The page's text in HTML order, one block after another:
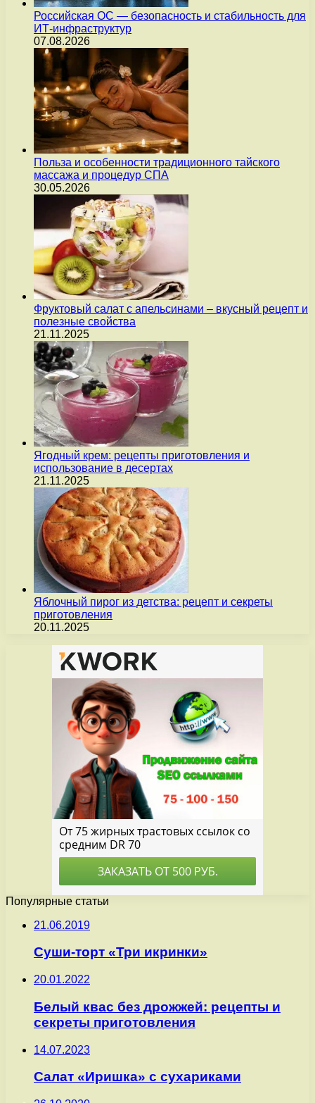
Российская ОС — безопасность и стабильность для
ИТ-инфраструктур
07.08.2026
Польза и особенности традиционного тайского
массажа и процедур СПА
30.05.2026
Фруктовый салат с апельсинами – вкусный рецепт и
полезные свойства
21.11.2025
Ягодный крем: рецепты приготовления и
использование в десертах
21.11.2025
Яблочный пирог из детства: рецепт и секреты
приготовления
20.11.2025
Популярные статьи
21.06.2019
Суши-торт «Три икринки»
20.01.2022
Белый квас без дрожжей: рецепты и
секреты приготовления
14.07.2023
Салат «Иришка» с сухариками